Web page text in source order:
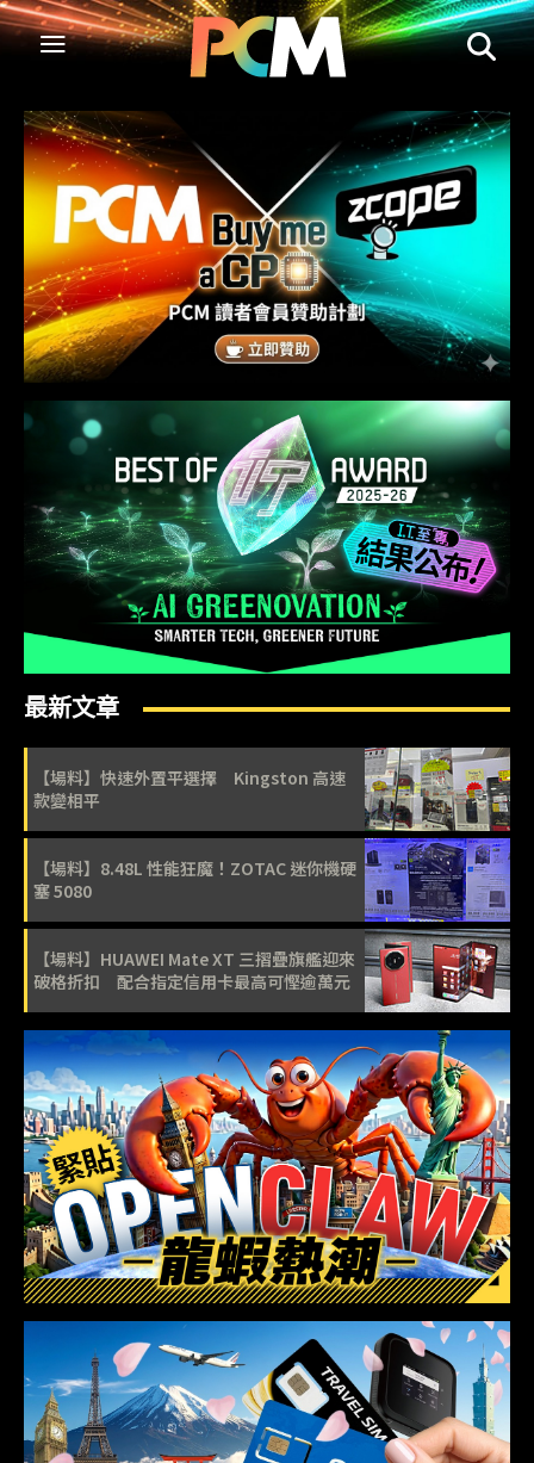
最新文章
【場料】快速外置平選擇 Kingston 高速
款變相平
【場料】8.48L 性能狂魔！ZOTAC 迷你機硬
塞 5080
【場料】HUAWEI Mate XT 三摺疊旗艦迎來
破格折扣 配合指定信用卡最高可慳逾萬元